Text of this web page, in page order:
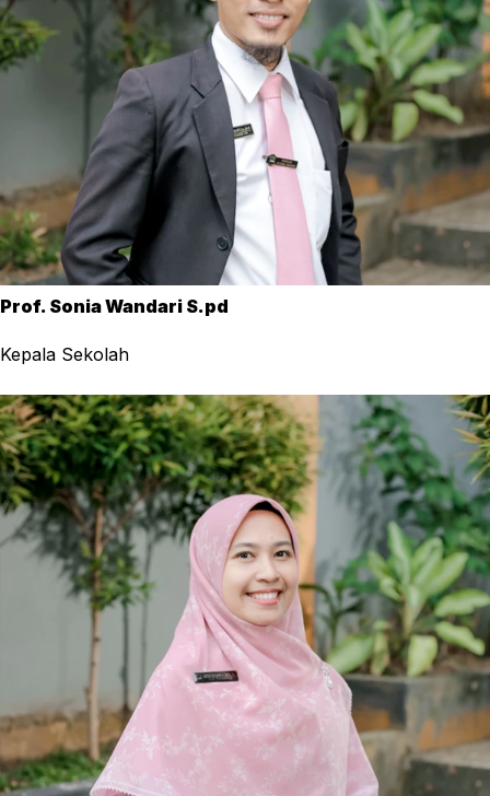
Prof. Sonia Wandari S.pd
Kepala Sekolah